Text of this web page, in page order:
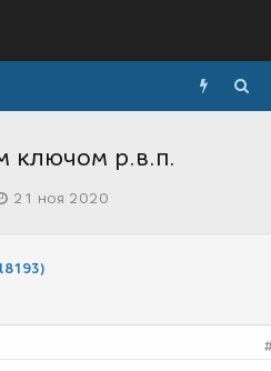
ключом р.в.п.
а
с
д
21 ноя 2020